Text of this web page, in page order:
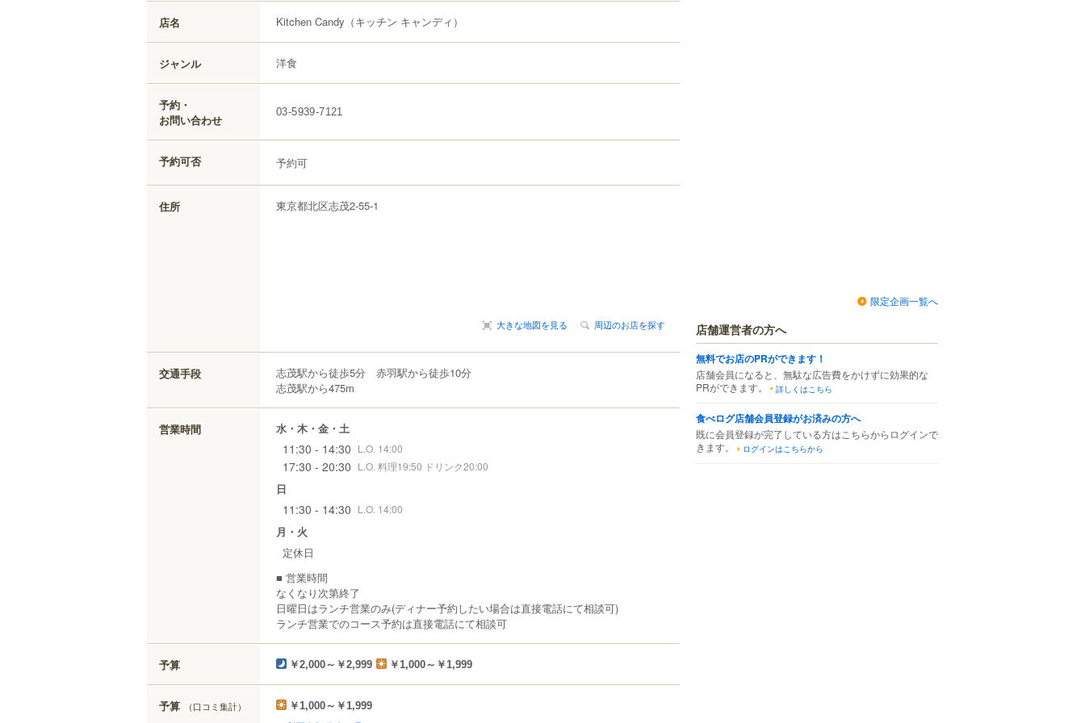
店名 Kitchen Candy （キッチン キャンディ）
ジャンル 洋食
予約・
お問い合わせ
03-5939-7121
予約可否 予約可
住所 東京都北区志茂2-55-1
大きな地図を見る 周辺のお店を探す
交通手段
志茂駅から徒歩5分 赤羽駅から徒歩10分
志茂駅から475m
営業時間 水・木・金・土
11:30 - 14:30 L.O. 14:00
17:30 - 20:30 L.O. 料理19:50 ドリンク20:00
日
11:30 - 14:30 L.O. 14:00
月・火
定休日
■ 営業時間
なくなり次第終了
日曜日はランチ営業のみ(ディナー予約したい場合は直接電話にて相談可)
ランチ営業でのコース予約は直接電話にて相談可
予算 ￥2,000～￥2,999 ￥1,000～￥1,999
予算 （口コミ集計） ￥1,000～￥1,999
限定企画一覧へ
店舗運営者の方へ
無料でお店のPRができます！
店舗会員になると、無駄な広告費をかけずに効果的な
PRができます。
詳しくはこちら
食べログ店舗会員登録がお済みの方へ
既に会員登録が完了している方はこちらからログインで
きます。
ログインはこちらから